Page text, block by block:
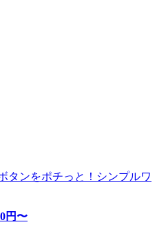
タンをポチっと！シンプルワ
円〜